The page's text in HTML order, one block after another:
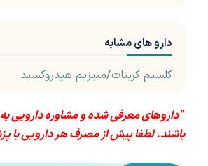
دارو های مشابه
کلسیم کربنات/منیزیم هیدروکسید
"داروهای معرفی شده و مشاوره دارویی
باشند. لطفا پیش از مصرف هر دارویی با